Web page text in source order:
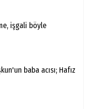
işgali böyle
baba acısı; Hafız